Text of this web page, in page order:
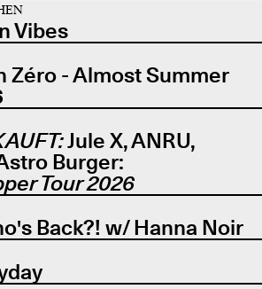
Vibes
Zéro - Almost Summer
Jule X, ANRU,
Burger:
Tour 2026
Back?! w/ Hanna Noir